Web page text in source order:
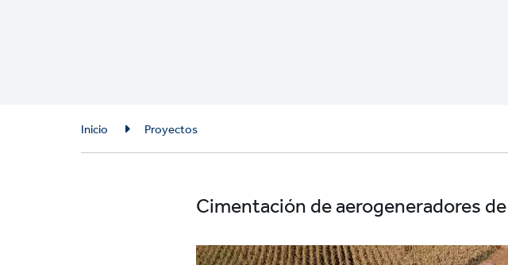
Breadcrumb
Inicio Proyectos
Cimentación de aerogeneradores